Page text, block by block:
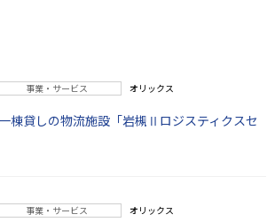
事業・サービス オリックス
棟貸しの物流施設「岩槻Ⅱロジスティクスセ
事業・サービス オリックス